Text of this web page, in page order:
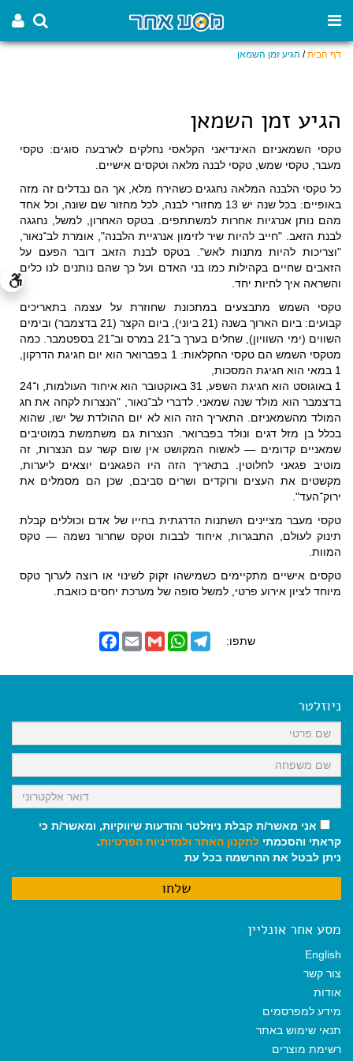
דף הבית/ הגיע זמן השמאן
הגיע זמן השמאן
טקסי השמאניזם האינדיאני הקלאסי נחלקים לארבעה סוגים: טקסי
מעבר, טקסי שמש, טקסי לבנה מלאה וטקסים אישיים.
כל טקסי הלבנה המלאה נחגגים כשהירח מלא, אך הם נבדלים זה מזה
באופיים: בכל שנה יש 13 מחזורי לבנה, לכל מחזור שם שונה, וכל אחד
מהם נותן אנרגיות אחרות למשתתפים. בטקס האחרון, למשל, נחגגה
לבנת הזאב. "חייב להיות שיר לזימון אנרגיית הלבנה", אומרת לב־נאור,
"וצריכות להיות מתנות לאש". בטקס לבנת הזאב דובר הפעם על
הזאבים שחיים בקהילות כמו בני האדם ועל כך שהם נותנים לנו כלים
והשראה איך לחיות יחד.
טקסי השמש מתבצעים במתכונת שחוזרת על עצמה בתאריכים
קבועים: ביום הארוך בשנה (21 ביוני), ביום הקצר (21 בדצמבר) ובימים
השווים (ימי השוויון), שחלים בערך ב־21 במרס וב־21 בספטמבר. כמה
מטקסי השמש הם טקסי החקלאות: 1 בפברואר הוא יום חגיגת הדרקון,
1 במאי הוא חגיגת המסכות,
1 באוגוסט הוא חגיגת השפע, 31 באוקטובר הוא איחוד העולמות, ו־24
בדצמבר הוא מולד שנה שמאני. לדברי לב־נאור, "הנצרות לקחה את חג
המולד מהשמאניזם. התאריך הזה הוא לא יום ההולדת של ישו, שהוא
בכלל בן מזל דגים ונולד בפברואר. הנצרות גם משתמשת במוטיבים
שמאניים קדומים — לאשוח המקושט אין שום קשר עם הנצרות, זה
מוטיב פגאני לחלוטין. בתאריך הזה היו הפגאנים יוצאים ליערות,
מקשטים את העצים ורוקדים ושרים סביבם, שכן הם מסמלים את
ירוק־העד".
טקסי מעברמציינים השתנות הדרגתית בחייו של אדם וכוללים קבלת
תינוק לעולם, התבגרות, איחוד לבבות וטקס שחרור נשמה — טקס
המוות.
טקסים אישיים מתקיימים כשמישהו זקוק לשינוי או רוצה לערוך טקס
מיוחד לציון אירוע פרטי, למשל סופה של מערכת יחסים כואבת.
שתפו:
F
a
e
k
E
m
i
G
m
i
W
h
t
p
T
e
e
m
ניוזלטר
אני מאשר/ת קבלת ניוזלטר והודעות שיווקיות, ומאשר/ת כי
קראתי והסכמתי לתקנון האתר ולמדיניות הפרטיות.
ניתן לבטל את ההרשמה בכל עת
מסע אחר אונליין
English
צור קשר
אודות
מידע למפרסמים
תנאי שימוש באתר
רשימת מוצרים